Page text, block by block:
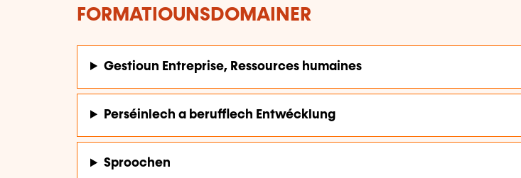
FORMATIOUNSDOMAINER
Gestioun Entreprise, Ressources humaines
Perséinlech a berufflech Entwécklung
Sproochen